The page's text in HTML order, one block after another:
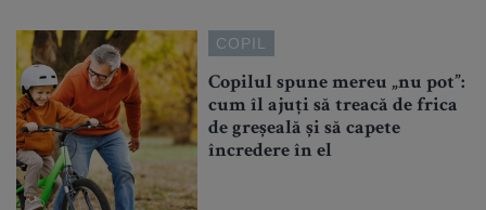
COPIL
Copilul spune mereu „nu pot”:
cum îl ajuți să treacă de frica
de greșeală și să capete
încredere în el